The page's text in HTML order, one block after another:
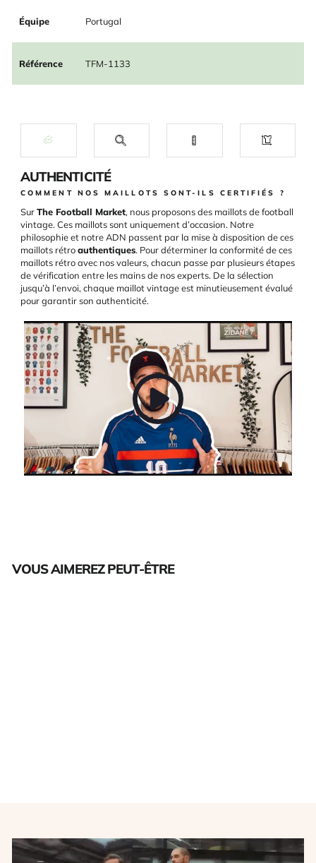
Équipe Portugal
Référence TFM-1133
AUTHENTICITÉ
COMMENT NOS MAILLOTS SONT-ILS CERTIFIÉS ?
SurThe Football Market, nous proposons des maillots de football
vintage. Ces maillots sont uniquement d’occasion. Notre
philosophie et notre ADN passent par la mise à disposition de ces
maillots rétroauthentiques. Pour déterminer la conformité de ces
maillots rétro avec nos valeurs, chacun passe par plusieurs étapes
de vérification entre les mains de nos experts. De la sélection
jusqu’à l’envoi, chaque maillot vintage est minutieusement évalué
pour garantir son authenticité.
VOUS AIMEREZ PEUT-ÊTRE